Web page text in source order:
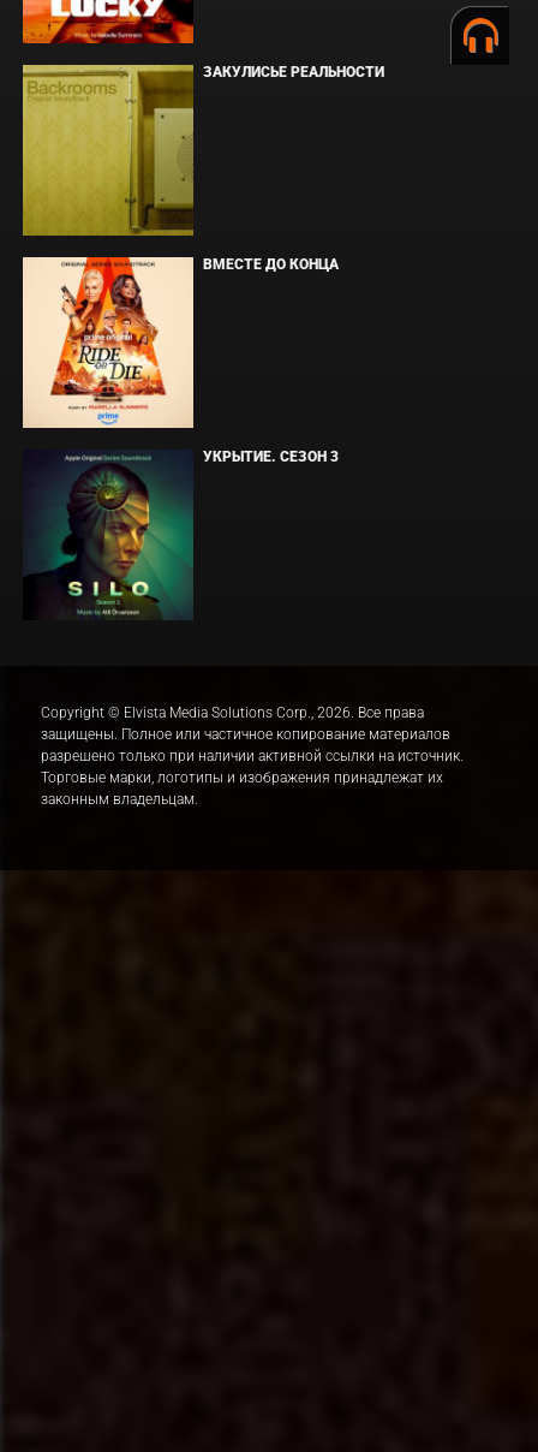
ЗАКУЛИСЬЕ РЕАЛЬНОСТИ
ВМЕСТЕ ДО КОНЦА
УКРЫТИЕ. СЕЗОН 3
Copyright © Elvista Media Solutions Corp., 2026. Все права
защищены. Полное или частичное копирование материалов
разрешено только при наличии активной ссылки на источник.
Торговые марки, логотипы и изображения принадлежат их
законным владельцам.